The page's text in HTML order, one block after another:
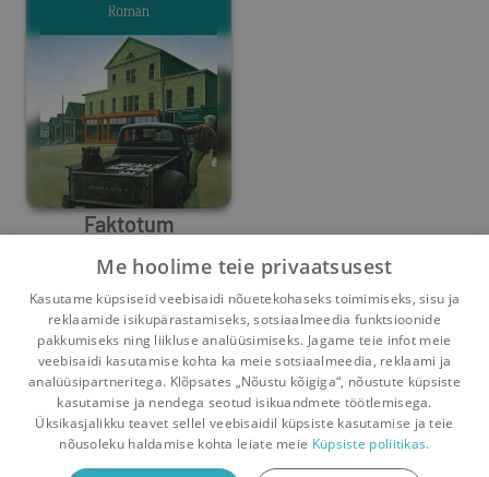
Faktotum
0 0
Pealehele Ostukorv Sõnumid Teated Konto
Raamatuvahetuse mobiiliäpp
Me hoolime teie privaatsusest
Kasutame küpsiseid veebisaidi nõuetekohaseks toimimiseks, sisu ja
reklaamide isikupärastamiseks, sotsiaalmeedia funktsioonide
pakkumiseks ning liikluse analüüsimiseks. Jagame teie infot meie
veebisaidi kasutamise kohta ka meie sotsiaalmeedia, reklaami ja
analüüsipartneritega. Klõpsates „Nõustu kõigiga“, nõustute küpsiste
kasutamise ja nendega seotud isikuandmete töötlemisega.
Üksikasjalikku teavet sellel veebisaidil küpsiste kasutamise ja teie
nõusoleku haldamise kohta leiate meie Küpsiste poliitikas.